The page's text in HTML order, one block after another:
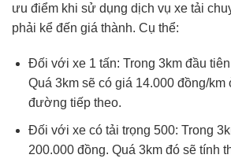
ưu điểm khi sử dụng dịch vụ xe tải
phải kể đến giá thành. Cụ thể:
Đối với xe 1 tấn: Trong 3km đầu
Quá 3km sẽ có giá 14.000 đồng/
đường tiếp theo.
Đối với xe có tải trọng 500: Trong
200.000 đồng. Quá 3km đó sẽ tính